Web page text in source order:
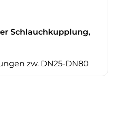
Schlauchkupplung,
zw. DN25-DN80